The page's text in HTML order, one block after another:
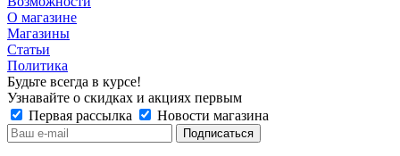
О магазине
Магазины
Статьи
Политика
Будьте всегда в курсе!
Узнавайте о скидках и акциях первым
Первая рассылка
Новости магазина